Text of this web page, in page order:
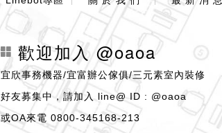
歡迎加入 @oaoa
宜欣事務機器/宜富辦公傢俱/三元素室內裝修
好友募集中，請加入 line@ ID : @oaoa
或OA來電 0800-345168-213